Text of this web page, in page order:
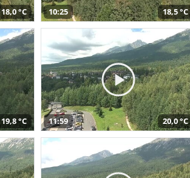
18,0 °C 10:25 18,5 °C
19,8 °C 11:59 20,0 °C